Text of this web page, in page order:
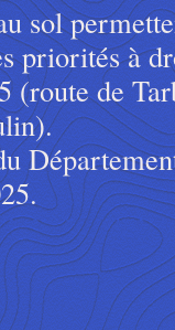
sol
priorités à
(route de